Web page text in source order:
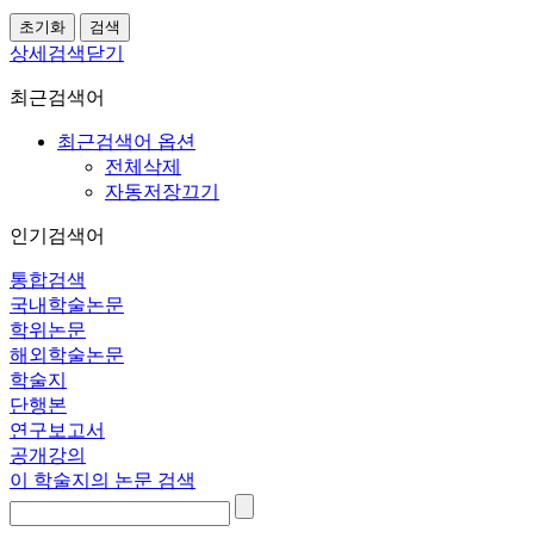
상세검색닫기
최근검색어
최근검색어 옵션
전체삭제
자동저장끄기
인기검색어
통합검색
국내학술논문
학위논문
해외학술논문
학술지
단행본
연구보고서
공개강의
이 학술지의 논문 검색